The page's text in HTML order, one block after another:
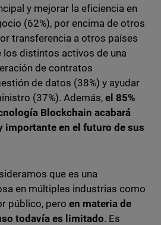
y mejorar la eficiencia en
(62%), por encima de otros
transferencia a otros países
los distintos activos de una
de contratos
de datos (38%) y ayudar
(37%). Además,el 85%
Blockchain acabará
importante en el futuro de sus
que es una
en múltiples industrias como
público, peroen materia de
todavía es limitado. Es